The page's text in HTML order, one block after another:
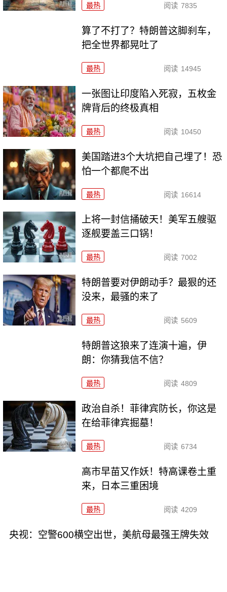
最热 阅读 7835
算了不打了？特朗普这脚刹车，
把全世界都晃吐了
最热 阅读 14945
一张图让印度陷入死寂，五枚金
牌背后的终极真相
最热 阅读 10450
美国踏进3个大坑把自己埋了！恐
怕一个都爬不出
最热 阅读 16614
上将一封信捅破天！美军五艘驱
逐舰要盖三口锅！
最热 阅读 7002
特朗普要对伊朗动手？最狠的还
没来，最骚的来了
最热 阅读 5609
特朗普这狼来了连演十遍，伊
朗：你猜我信不信？
最热 阅读 4809
政治自杀！菲律宾防长，你这是
在给菲律宾掘墓！
最热 阅读 6734
高市早苗又作妖！特高课卷土重
来，日本三重困境
最热 阅读 4209
央视：空警600横空出世，美航母最强王牌失效